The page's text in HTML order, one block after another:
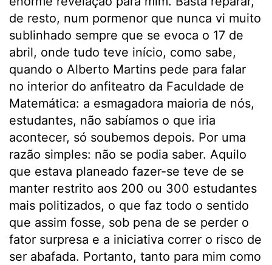
de resto, num pormenor que nunca vi muito
sublinhado sempre que se evoca o 17 de
abril, onde tudo teve início, como sabe,
quando o Alberto Martins pede para falar
no interior do anfiteatro da Faculdade de
Matemática: a esmagadora maioria de nós,
estudantes, não sabíamos o que iria
acontecer, só soubemos depois. Por uma
razão simples: não se podia saber. Aquilo
que estava planeado fazer-se teve de se
manter restrito aos 200 ou 300 estudantes
mais politizados, o que faz todo o sentido
que assim fosse, sob pena de se perder o
fator surpresa e a iniciativa correr o risco de
ser abafada. Portanto, tanto para mim como